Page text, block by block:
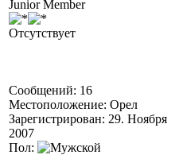
Junior Member
Отсутствует
Сообщений: 16
Местоположение: Орел
Зарегистрирован: 29. Ноября
2007
Пол: